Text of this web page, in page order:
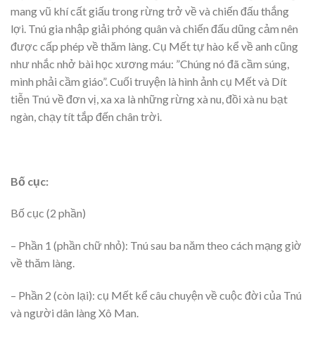
mang vũ khí cất giấu trong rừng trở về và chiến đấu thắng
lợi. Tnú gia nhập giải phóng quân và chiến đấu dũng cảm nên
được cấp phép về thăm làng. Cụ Mết tự hào kể về anh cũng
như nhắc nhở bài học xương máu: ”Chúng nó đã cầm súng,
mình phải cầm giáo”. Cuối truyện là hình ảnh cụ Mết và Dít
tiễn Tnú về đơn vị, xa xa là những rừng xà nu, đồi xà nu bạt
ngàn, chạy tít tắp đến chân trời.
Bố cục:
Bố cục (2 phần)
– Phần 1 (phần chữ nhỏ): Tnú sau ba năm theo cách mạng giờ
về thăm làng.
– Phần 2 (còn lại): cụ Mết kể câu chuyện về cuộc đời của Tnú
và người dân làng Xô Man.